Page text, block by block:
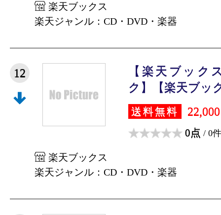
楽天ブックス
楽天ジャンル：CD・DVD・楽器
12
【楽天ブック
ク】【楽天ブッ
送料無料
0点 / 0件
楽天ブックス
楽天ジャンル：CD・DVD・楽器